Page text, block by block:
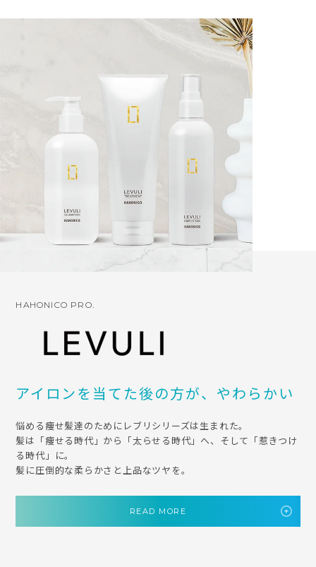
HAHONICO PRO.
アイロンを当てた後の方が、やわらかい
悩める痩せ髪達のためにレブリシリーズは生まれた。
髪は「痩せる時代」から「太らせる時代」へ、そして「惹きつけ
る時代」に。
髪に圧倒的な柔らかさと上品なツヤを。
READ MORE